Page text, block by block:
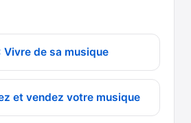
de sa musique
et vendez votre musique